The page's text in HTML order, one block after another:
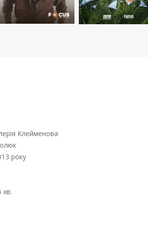
Клейменова
року
хв.